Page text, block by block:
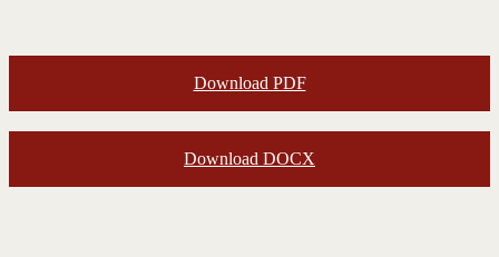
Download PDF
Download DOCX